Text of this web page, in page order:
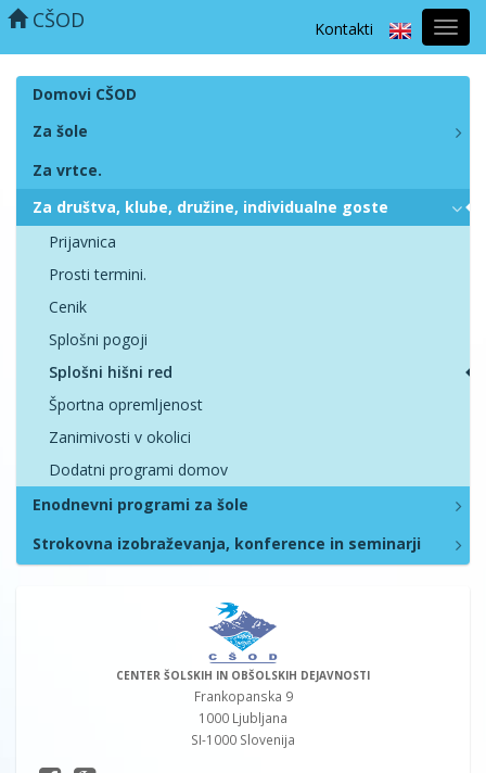
Kontakti
CŠOD
Domovi CŠOD
Za šole
Za vrtce.
Za društva, klube, družine, individualne goste
Prijavnica
Prosti termini.
Cenik
Splošni pogoji
Splošni hišni red
Športna opremljenost
Zanimivosti v okolici
Dodatni programi domov
Enodnevni programi za šole
Strokovna izobraževanja, konference in seminarji
CENTER ŠOLSKIH IN OBŠOLSKIH DEJAVNOSTI
Frankopanska 9
1000 Ljubljana
SI-1000 Slovenija